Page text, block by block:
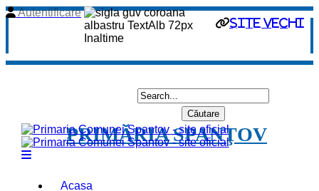
site vechi
Autentificare
PRIMĂRIA SPANŢOV
Acasa